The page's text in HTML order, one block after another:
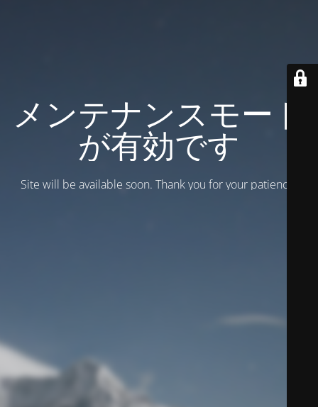
メンテナンスモード
が有効です
Site will be available soon. Thank you for your patience!